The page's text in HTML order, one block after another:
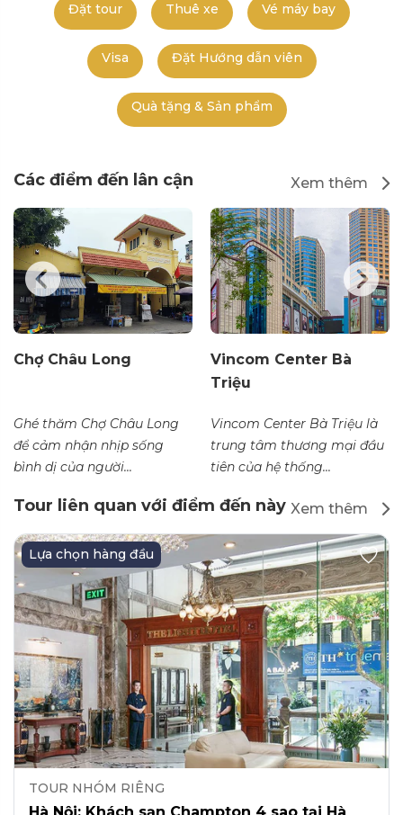
Đặt tour Thuê xe Vé máy bay
Visa Đặt Hướng dẫn viên
Quà tặng & Sản phẩm
Các điểm đến lân cận Xem thêm
Chợ Châu Long
Ghé thăm Chợ Châu Long
để cảm nhận nhịp sống
bình dị của người...
Vincom Center Bà
Triệu
Vincom Center Bà Triệu là
trung tâm thương mại đầu
tiên của hệ thống...
Tour liên quan với điểm đến này Xem thêm
Lựa chọn hàng đầu
TOUR NHÓM RIÊNG